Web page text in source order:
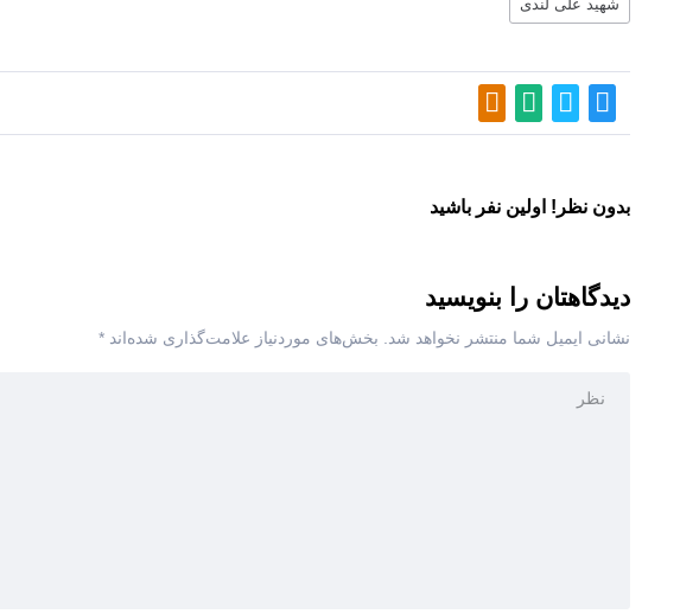
شهید علی لندی
بدون نظر! اولین نفر باشید
دیدگاهتان را بنویسید
نشانی ایمیل شما منتشر نخواهد شد. بخش‌های موردنیاز علامت‌گذاری شده‌اند *